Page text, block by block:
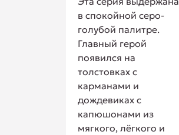
в спокойной серо-
голубой палитре.
Главный герой
появился на
толстовках с
карманами и
дождевиках с
капюшонами из
мягкого, лёгкого и